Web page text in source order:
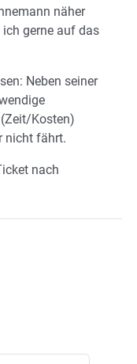
näher
ich gerne auf das
Neben seiner
Kosten)
nicht fährt.
nach